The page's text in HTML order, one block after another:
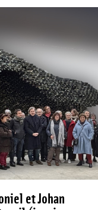
et Johan